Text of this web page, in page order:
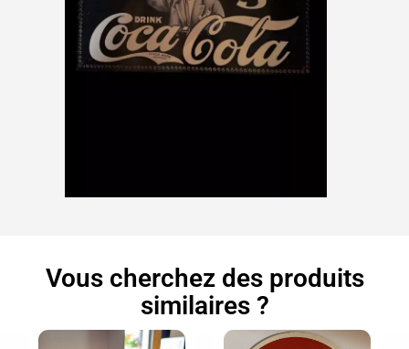
Vous cherchez des produits
similaires ?